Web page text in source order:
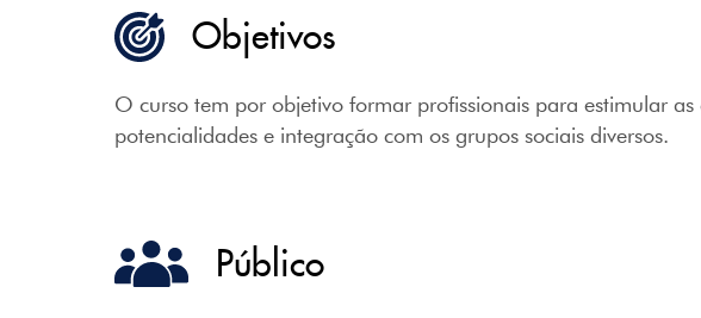
Objetivos
O curso tem por objetivo formar profissionais para estimular
potencialidades e integração com os grupos sociais diversos.
Público